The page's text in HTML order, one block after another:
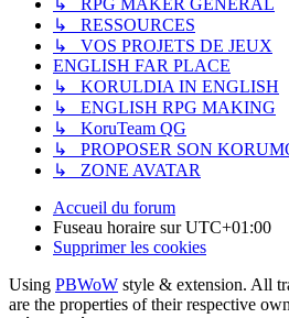
↳ RPG MAKER GENERAL
↳ RESSOURCES
↳ VOS PROJETS DE JEUX
ENGLISH FAR PLACE
↳ KORULDIA IN ENGLISH
↳ ENGLISH RPG MAKING
↳ KoruTeam QG
↳ PROPOSER SON
↳ ZONE AVATAR
Accueil du forum
Fuseau horaire surUTC+01:00
Supprimer les cookies
Using PBWoW style & extension. All
are the properties of their respective